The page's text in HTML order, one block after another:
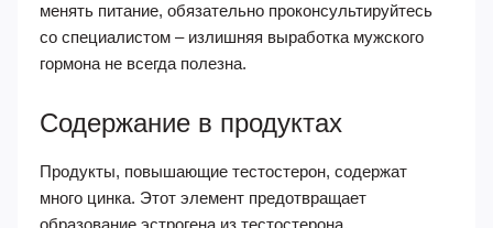
менять питание, обязательно проконсультируйтесь
со специалистом – излишняя выработка мужского
гормона не всегда полезна.
Содержание в продуктах
Продукты, повышающие тестостерон, содержат
много цинка. Этот элемент предотвращает
образование эстрогена из тестостерона,